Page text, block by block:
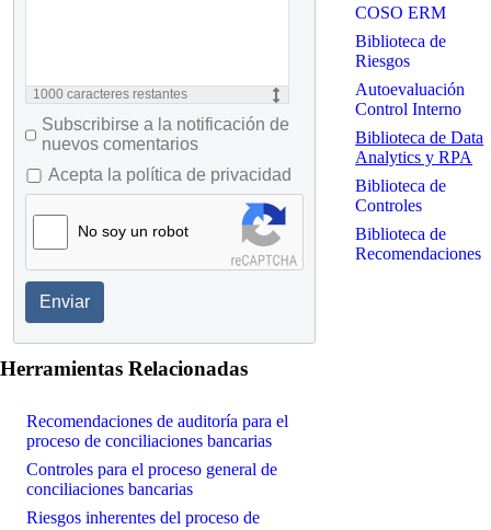
1000 caracteres restantes
Subscribirse a la notificación de
nuevos comentarios
Acepta la política de privacidad
No soy un robot
Enviar
Herramientas Relacionadas
Recomendaciones de auditoría para el
proceso de conciliaciones bancarias
Controles para el proceso general de
conciliaciones bancarias
Riesgos inherentes del proceso de
COSO ERM
Biblioteca de
Riesgos
Autoevaluación
Control Interno
Biblioteca de Data
Analytics y RPA
Biblioteca de
Controles
Biblioteca de
Recomendaciones